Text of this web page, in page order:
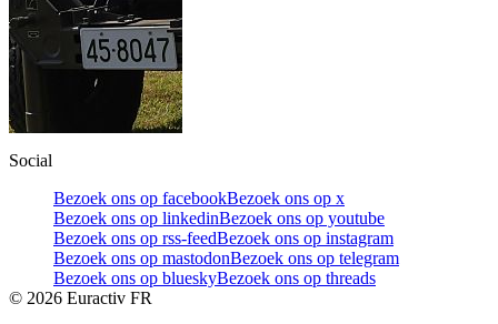
Social
Bezoek ons op facebookBezoek ons op x
Bezoek ons op linkedinBezoek ons op youtube
Bezoek ons op rss-feedBezoek ons op instagram
Bezoek ons op mastodonBezoek ons op telegram
Bezoek ons op blueskyBezoek ons op threads
© 2026 Euractiv FR